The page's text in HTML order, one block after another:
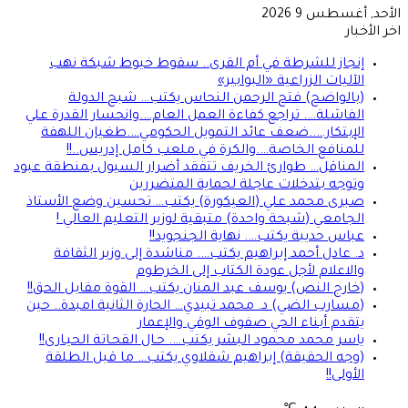
الأحد, أغسطس 9 2026
اخر الأخبار
إنجاز للشرطة في أم القرى.. سقوط خيوط شبكة نهب
الآليات الزراعية «البوابير»
(بالواضح) فتح الرحمن النحاس يكتب… شبح الدولة
الفاشلة…. تراجع كفاءة العمل العام….وانحسار القدرة علي
الإبتكار…..ضعف عائد التمويل الحكومي….طغيان اللهفة
للمنافع الخاصة….والكرة في ملعب كامل إدريس..!!
المناقل… طوارئ الخريف تتفقد أضرار السيول بمنطقة عبود
وتوجه بتدخلات عاجلة لحماية المتضررين
صبرى محمد علي (العيكورة) يكتب… تحسين وضع الأستاذ
الجامعي (شبحة واحدة) متبقية لوزير التعليم العالي !
عباس حديبة يكتب…. نهاية الجنجويد!!
د. عادل أحمد إبراهيم يكتب…. مناشدة إلى وزير الثقافة
والاعلام لأجل عودة الكتاب إلى الخرطوم
(خارج النص) يوسف عبد المنان يكتب… القوة مقابل الحق!!
(مسارب الضي) د. محمد تبيدي… الحارة الثانية امبدة.. حين
يتقدم أبناء الحي صفوف الوقي والإعمار
ياسر محمد محمود البشر يكتب…. حـال القحـاتة الحيـارى!!
(وجه الحقيقة) إبراهيم شقلاوي يكتب… ما قبل الطلقة
الأولى!!